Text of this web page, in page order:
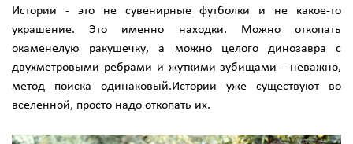
Истории - это не сувенирные футболки и не какое-то
украшение. Это именно находки. Можно откопать
окаменелую ракушечку, а можно целого динозавра с
двухметровыми ребрами и жуткими зубищами - неважно,
метод поиска одинаковый.Истории уже существуют во
вселенной, просто надо откопать их.